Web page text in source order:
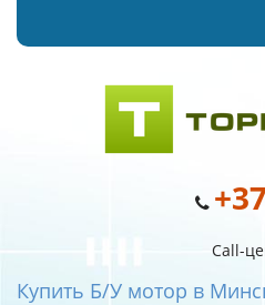
Call-
Купить Б/У мотор в